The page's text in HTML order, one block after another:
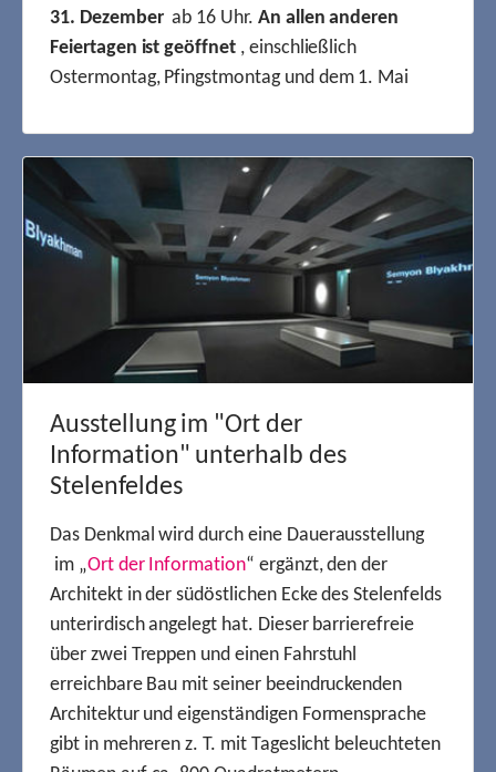
Ausstellung im "Ort der
Information" unterhalb des
Stelenfeldes
Das Denkmal wird durch eine Dauerausstellung
im „Ort der Information“ ergänzt, den der
Architekt in der südöstlichen Ecke des Stelenfelds
unterirdisch angelegt hat. Dieser barrierefreie
über zwei Treppen und einen Fahrstuhl
erreichbare Bau mit seiner beeindruckenden
Architektur und eigenständigen Formensprache
gibt in mehreren z. T. mit Tageslicht beleuchteten
31. Dezemberab 16 Uhr. An allen anderen
Feiertagen ist geöffnet, einschließlich
Ostermontag, Pfingstmontag und dem 1. Mai